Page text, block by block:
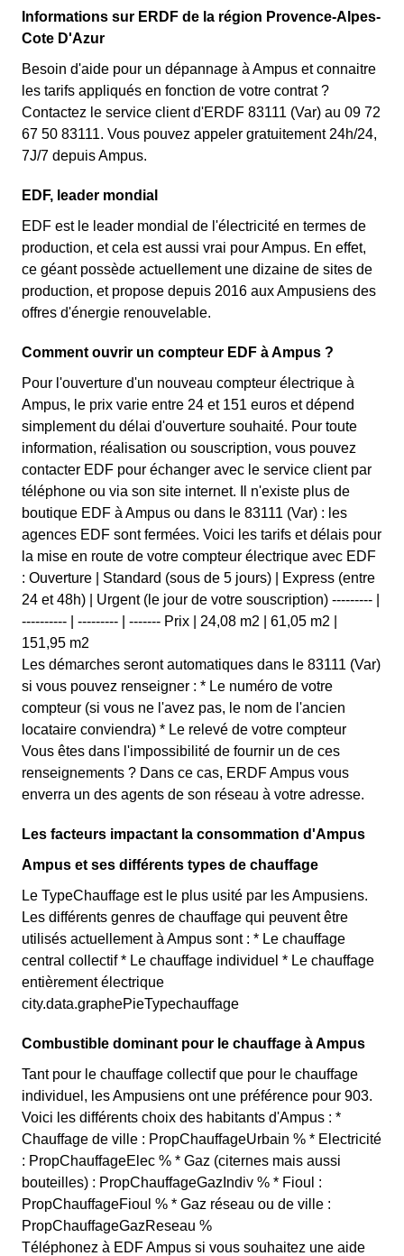
Informations sur ERDF de la région Provence-Alpes-
Cote D'Azur
Besoin d'aide pour un dépannage à Ampus et connaitre
les tarifs appliqués en fonction de votre contrat ?
Contactez le service client d'ERDF 83111 (Var) au 09 72
67 50 83111. Vous pouvez appeler gratuitement 24h/24,
7J/7 depuis Ampus.
EDF, leader mondial
EDF est le leader mondial de l'électricité en termes de
production, et cela est aussi vrai pour Ampus. En effet,
ce géant possède actuellement une dizaine de sites de
production, et propose depuis 2016 aux Ampusiens des
offres d'énergie renouvelable.
Comment ouvrir un compteur EDF à Ampus ?
Pour l'ouverture d'un nouveau compteur électrique à
Ampus, le prix varie entre 24 et 151 euros et dépend
simplement du délai d'ouverture souhaité. Pour toute
information, réalisation ou souscription, vous pouvez
contacter EDF pour échanger avec le service client par
téléphone ou via son site internet. Il n'existe plus de
boutique EDF à Ampus ou dans le 83111 (Var) : les
agences EDF sont fermées. Voici les tarifs et délais pour
la mise en route de votre compteur électrique avec EDF
: Ouverture | Standard (sous de 5 jours) | Express (entre
24 et 48h) | Urgent (le jour de votre souscription) --------- |
---------- | --------- | ------- Prix | 24,08 m2 | 61,05 m2 |
151,95 m2
Les démarches seront automatiques dans le 83111 (Var)
si vous pouvez renseigner : * Le numéro de votre
compteur (si vous ne l'avez pas, le nom de l'ancien
locataire conviendra) * Le relevé de votre compteur
Vous êtes dans l'impossibilité de fournir un de ces
renseignements ? Dans ce cas, ERDF Ampus vous
enverra un des agents de son réseau à votre adresse.
Les facteurs impactant la consommation d'Ampus
Ampus et ses différents types de chauffage
Le TypeChauffage est le plus usité par les Ampusiens.
Les différents genres de chauffage qui peuvent être
utilisés actuellement à Ampus sont : * Le chauffage
central collectif * Le chauffage individuel * Le chauffage
entièrement électrique
city.data.graphePieTypechauffage
Combustible dominant pour le chauffage à Ampus
Tant pour le chauffage collectif que pour le chauffage
individuel, les Ampusiens ont une préférence pour 903.
Voici les différents choix des habitants d'Ampus : *
Chauffage de ville : PropChauffageUrbain % * Electricité
: PropChauffageElec % * Gaz (citernes mais aussi
bouteilles) : PropChauffageGazIndiv % * Fioul :
PropChauffageFioul % * Gaz réseau ou de ville :
PropChauffageGazReseau %
Téléphonez à EDF Ampus si vous souhaitez une aide